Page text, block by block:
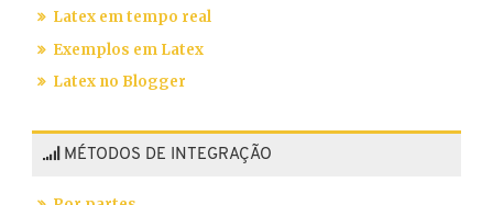
Latex em tempo real
Exemplos em Latex
Latex no Blogger
MÉTODOS DE INTEGRAÇÃO